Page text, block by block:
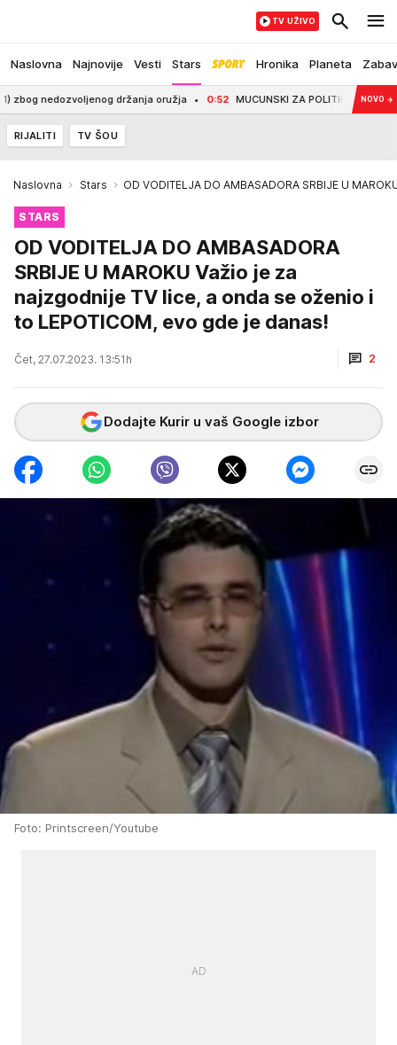
Naslovna Najnovije Vesti Stars Hronika Planeta
TV UŽIVO
nedozvoljenog držanja oružja 0:52 MUCUNSKI ZA POLITIKO: NOVO →
RIJALITI TV ŠOU
Naslovna Stars OD VODITELJA DO AMBASADORA SRBIJE U
STARS
OD VODITELJA DO AMBASADORA
SRBIJE U MAROKU Važio je za
najzgodnije TV lice, a onda se oženio i
to LEPOTICOM, evo gde je danas!
Čet, 27.07.2023. 13:51h 2
Dodajte Kurir u vaš Google izbor
Foto: Printscreen/Youtube